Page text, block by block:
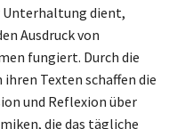
Unterhaltung dient,
Ausdruck von
fungiert. Durch die
Texten schaffen die
und Reflexion über
die das tägliche